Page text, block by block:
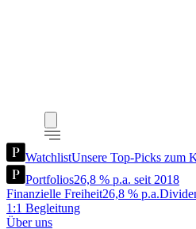
WatchlistUnsere Top-Picks zum
Portfolios26,8 % p.a. seit 2018
Finanzielle Freiheit26,8 % p.a.
1:1 Begleitung
Über uns